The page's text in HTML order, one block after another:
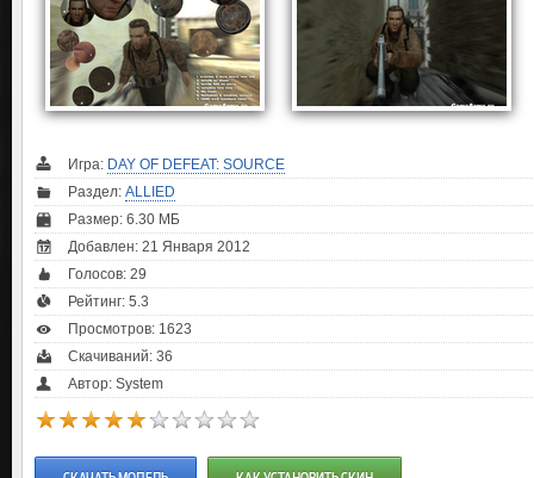
Игра: DAY OF DEFEAT: SOURCE
Раздел: ALLIED
Размер: 6.30 МБ
Добавлен: 21 Января 2012
Голосов: 29
Рейтинг: 5.3
Просмотров: 1623
Скачиваний: 36
Автор: System